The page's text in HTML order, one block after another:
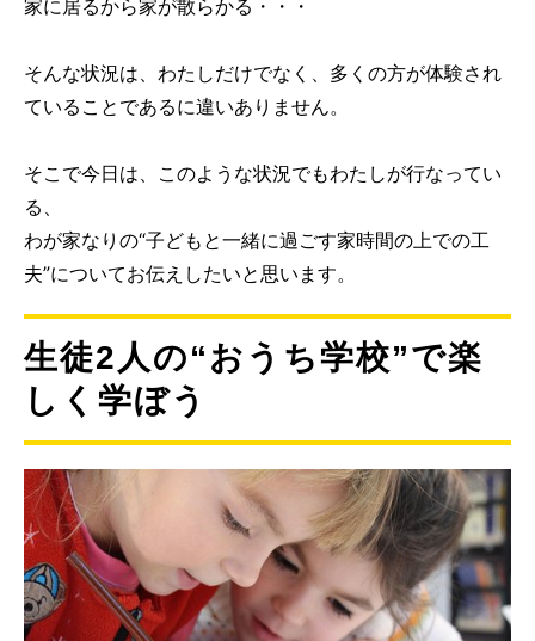
家に居るから家が散らかる・・・
そんな状況は、わたしだけでなく、多くの方が体験され
ていることであるに違いありません。
そこで今日は、このような状況でもわたしが行なってい
る、
わが家なりの“子どもと一緒に過ごす家時間の上での工
夫”についてお伝えしたいと思います。
生徒2人の“おうち学校”で楽
しく学ぼう